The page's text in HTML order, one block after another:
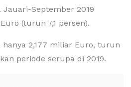
Jauari-September 2019
(turun 7,1 persen).
2,177 miliar Euro, turun
periode serupa di 2019.